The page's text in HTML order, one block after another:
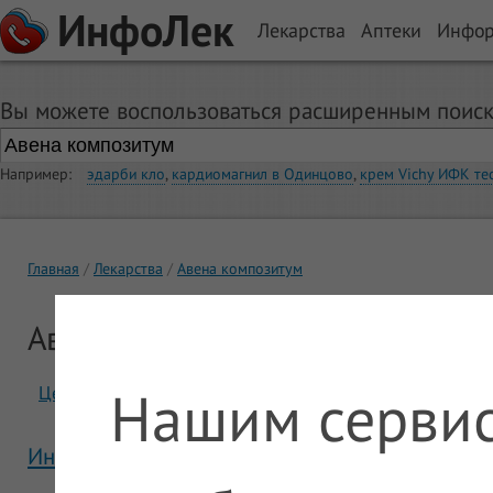
ИнфоЛек Лекарства Аптеки
Вы можете воспользоваться расширенным
Например: эдарби кло, кардиомагнил в Одинцово, крем Vichy ИФК
Главная Лекарства Авена композитум
Авена композитум
Цены Отзывы
Инструкция Авена композитум
Нашим